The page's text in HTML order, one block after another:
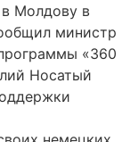
Молдову в
министр
«360
Носатый